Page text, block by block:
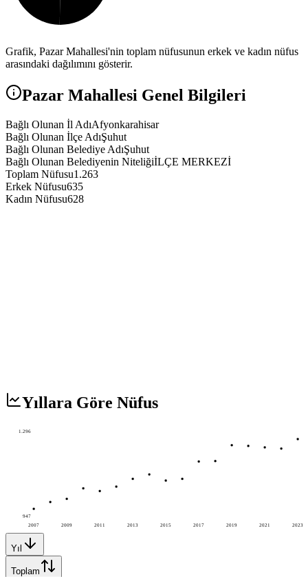
Grafik, PazarMahallesi'nin toplam nüfusunun erkek ve kadın nüfus
arasındaki dağılımını gösterir.
Pazar Mahallesi Genel Bilgileri
Bağlı Olunan İl AdıAfyonkarahisar
Bağlı Olunan İlçe AdıŞuhut
Bağlı Olunan Belediye AdıŞuhut
Bağlı Olunan Belediyenin NiteliğiİLÇE MERKEZİ
Toplam Nüfusu1.263
Erkek Nüfusu635
Kadın Nüfusu628
Yıllara Göre Nüfus
2007 2009 2011 2013 2015 2017 2019 2021 2023
1.296
947
Yıl
Toplam